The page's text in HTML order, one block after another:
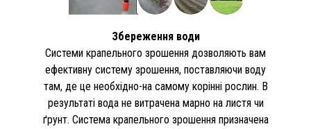
Збереження води
Системи крапельного зрошення дозволяють вам
ефективну систему зрошення, поставляючи воду
там, де це необхідно-на самому корінні рослин. В
результаті вода не витрачена марно на листя чи
ґрунт. Система крапельного зрошення призначена